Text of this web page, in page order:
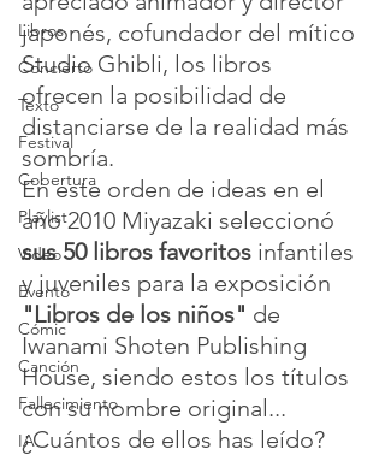
Libros
Concierto
Texto
Festival
Cobertura
Playlist
Video
Evento
Cómic
Canción
Fallecimiento
IA
japonés, cofundador del mítico
Studio Ghibli, los libros
ofrecen la posibilidad de
distanciarse de la realidad más
sombría.
En este orden de ideas en el
año 2010 Miyazaki seleccionó
sus 50 libros favoritos infantiles
y juveniles para la exposición
"Libros de los niños" de
Iwanami Shoten Publishing
House, siendo estos los títulos
con su nombre original...
¿Cuántos de ellos has leído?